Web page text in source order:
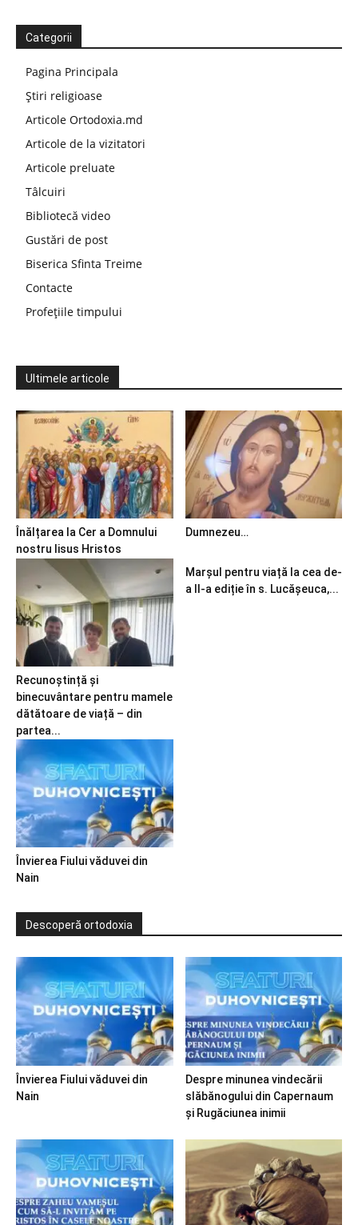
Categorii
Pagina Principala
Știri religioase
Articole Ortodoxia.md
Articole de la vizitatori
Articole preluate
Tâlcuiri
Bibliotecă video
Gustări de post
Biserica Sfinta Treime
Contacte
Profețiile timpului
Ultimele articole
Înălțarea la Cer a Domnului
nostru Iisus Hristos
Dumnezeu…
Recunoștință și
binecuvântare pentru mamele
dătătoare de viață – din
partea...
Marșul pentru viață la cea de-
a II-a ediție în s. Lucășeuca,...
Învierea Fiului văduvei din
Nain
Descoperă ortodoxia
Învierea Fiului văduvei din
Nain
Despre minunea vindecării
slăbănogului din Capernaum
și Rugăciunea inimii